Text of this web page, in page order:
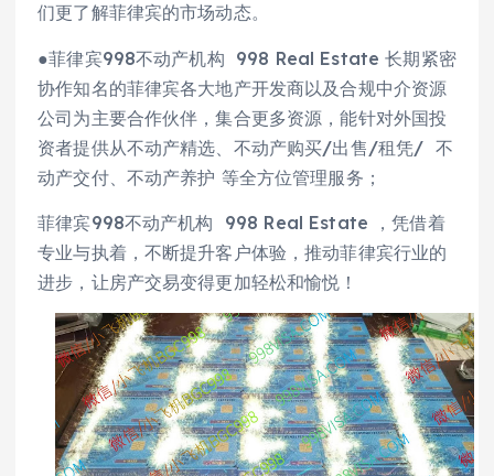
们更了解菲律宾的市场动态。
●菲律宾998不动产机构 998 Real Estate 长期紧密
协作知名的菲律宾各大地产开发商以及合规中介资源
公司为主要合作伙伴，集合更多资源，能针对外国投
资者提供从不动产精选、不动产购买/出售/租凭/ 不
动产交付、不动产养护 等全方位管理服务；
菲律宾998不动产机构 998 Real Estate ，凭借着
专业与执着，不断提升客户体验，推动菲律宾行业的
进步，让房产交易变得更加轻松和愉悦！